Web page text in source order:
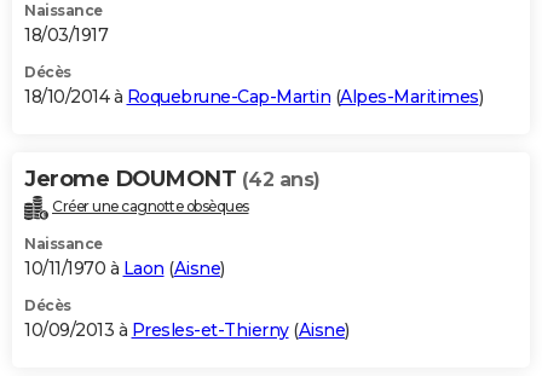
Naissance
18/03/1917
Décès
18/10/2014 à Roquebrune-Cap-Martin (Alpes-Maritimes)
Jerome DOUMONT (42 ans)
Créer une cagnotte obsèques
Naissance
10/11/1970 à Laon (Aisne)
Décès
10/09/2013 à Presles-et-Thierny(Aisne)